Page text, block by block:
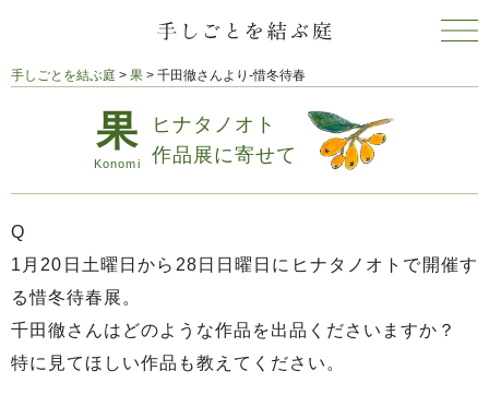
手しごとを結ぶ庭 > 果 > 千田徹さんより‐惜冬待春
ヒナタノオト
作品展に寄せて
Q
1月20日土曜日から28日日曜日にヒナタノオトで開催す
る惜冬待春展。
千田徹さんはどのような作品を出品くださいますか？
特に見てほしい作品も教えてください。